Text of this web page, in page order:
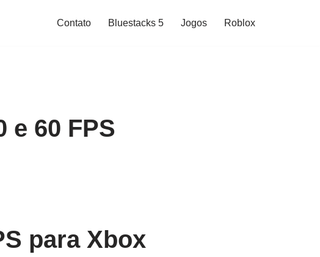
Contato Bluestacks 5 Jogos Roblox
e 60 FPS
para Xbox